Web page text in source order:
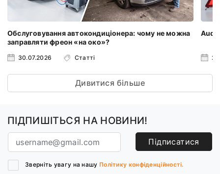
Обслуговування автокондиціонера: чому не можна
заправляти фреон «на око»?
30.07.2026 Статті
Audi
Дивитися більше
ПІДПИШІТЬСЯ НА НОВИНИ!
Підписатися
Зверніть увагу на нашу Політику конфіденційності.